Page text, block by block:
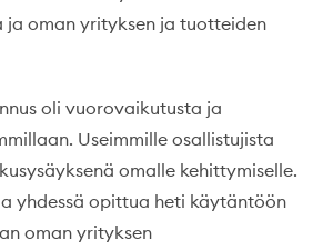
ja oman yrityksen ja tuotteiden
oli vuorovaikutusta ja
Useimmille osallistujista
omalle kehittymiselle.
yhdessä opittua heti käytäntöön
oman yrityksen